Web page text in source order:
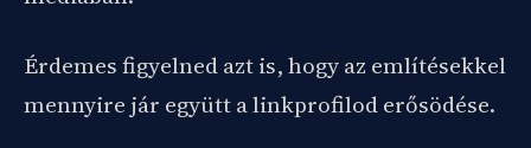
Érdemes figyelned azt is, hogy az említésekkel
mennyire jár együtt a linkprofilod erősödése.